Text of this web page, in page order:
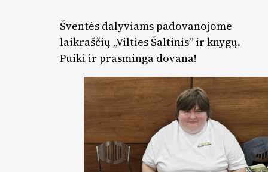
Šventės dalyviams padovanojome
laikraščių „Vilties Šaltinis” ir knygų.
Puiki ir prasminga dovana!